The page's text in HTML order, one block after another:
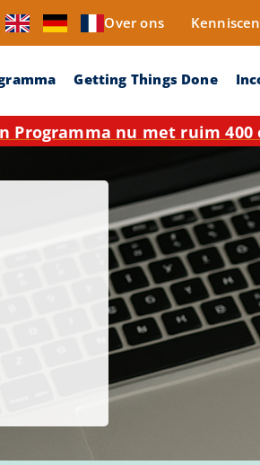
Over ons
Getting Things Done
Programma nu met ruim